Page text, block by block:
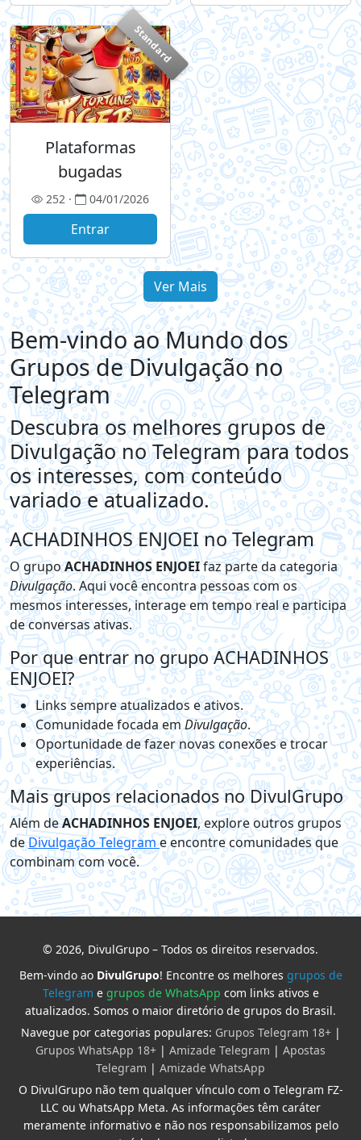
Standard
Plataformas
bugadas
252 · 04/01/2026
Entrar
Ver Mais
Bem-vindo ao Mundo dos
Grupos de Divulgação no
Telegram
Descubra os melhores grupos de
Divulgação no Telegram para todos
os interesses, com conteúdo
variado e atualizado.
ACHADINHOS ENJOEI no Telegram
O grupoACHADINHOS ENJOEIfaz parte da categoria
Divulgação. Aqui você encontra pessoas com os
mesmos interesses, interage em tempo real e participa
de conversas ativas.
Por que entrar no grupo ACHADINHOS
ENJOEI?
Links sempre atualizados e ativos.
Comunidade focada emDivulgação.
Oportunidade de fazer novas conexões e trocar
experiências.
Mais grupos relacionados no DivulGrupo
Além deACHADINHOS ENJOEI, explore outros grupos
deDivulgação Telegrame encontre comunidades que
combinam com você.
© 2026, DivulGrupo – Todos os direitos reservados.
Bem-vindo ao DivulGrupo! Encontre os melhores grupos de
Telegram e grupos de WhatsApp com links ativos e
atualizados. Somos o maior diretório de grupos do Brasil.
Navegue por categorias populares: Grupos Telegram 18+|
Grupos WhatsApp 18+ | Amizade Telegram | Apostas
Telegram | Amizade WhatsApp
O DivulGrupo não tem qualquer vínculo com o Telegram FZ-
LLC ou WhatsApp Meta. As informações têm caráter
meramente informativo e não nos responsabilizamos pelo